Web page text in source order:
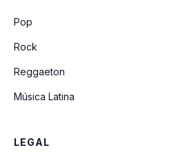
Pop
Rock
Reggaeton
Música Latina
LEGAL